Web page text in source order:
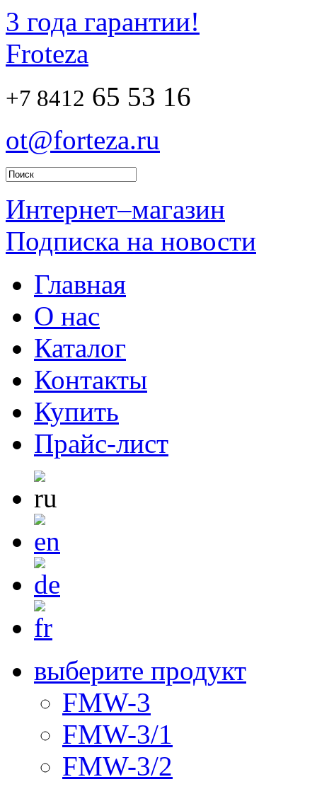
3 года гарантии!
Froteza
+7 8412 65 53 16
ot@forteza.ru
Интернет–магазин
Подписка на новости
Главная
О нас
Каталог
Контакты
Купить
Прайс-лист
выберите продукт
FMW-3
FMW-3/1
FMW-3/2